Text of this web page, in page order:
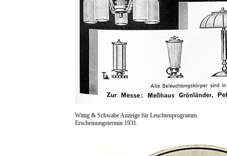
Wittig & Schwabe Anzeige für Leuchtenprogramm.
Erscheinungstermin 1931.